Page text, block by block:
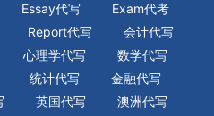
Essay代写
Exam代考
Report代写
会计代写
心理学代写
数学代写
统计代写
金融代写
英国代写
澳洲代写